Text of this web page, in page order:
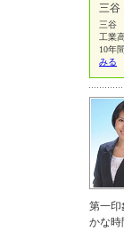
三
三谷
工業
10年
みる
第一印
かな時